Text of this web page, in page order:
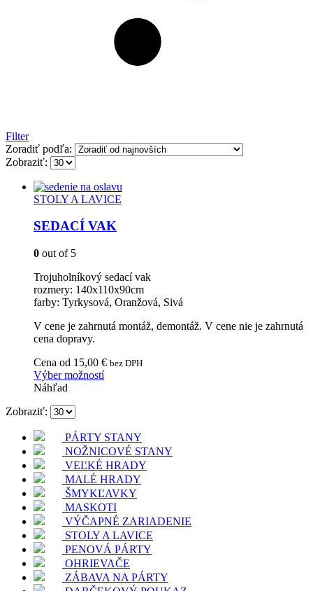
Filter
Zoradiť podľa:
Zobraziť:
STOLY A LAVICE
SEDACÍ VAK
0 out of 5
Trojuholníkový sedací vak
rozmery: 140x110x90cm
farby: Tyrkysová, Oranžová, Sivá
V cene je zahrnutá montáž, demontáž. V cene nie je zahrnutá
cena dopravy.
Cena od 15,00 € bez DPH
Výber možnostíTento
Možnosti
si
môžete
vybrať
na
stránke
produktu.
Náhľad
Zobraziť:
PÁRTY STANY
NOŽNICOVÉ STANY
VEĽKÉ HRADY
MALÉ HRADY
ŠMYKĽAVKY
MASKOTI
VÝČAPNÉ ZARIADENIE
STOLY A LAVICE
PENOVÁ PÁRTY
OHRIEVAČE
ZÁBAVA NA PÁRTY